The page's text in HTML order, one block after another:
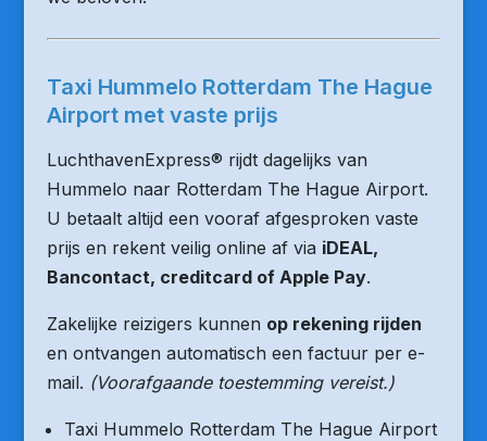
Taxi Hummelo Rotterdam The Hague
Airport met vaste prijs
LuchthavenExpress® rijdt dagelijks van
Hummelo naar Rotterdam The Hague Airport.
U betaalt altijd een vooraf afgesproken vaste
prijs en rekent veilig online af via iDEAL,
Bancontact, creditcard of Apple Pay.
Zakelijke reizigers kunnen op rekening rijden
en ontvangen automatisch een factuur per e-
mail. (Voorafgaande toestemming vereist.)
Taxi Hummelo Rotterdam The Hague Airport